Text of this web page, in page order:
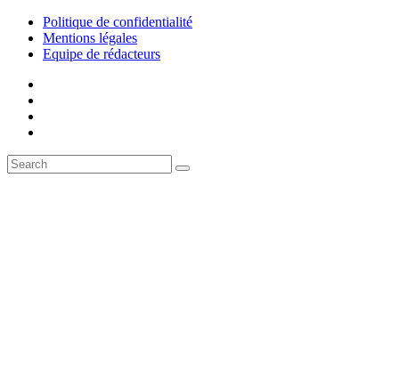
Politique de confidentialité
Mentions légales
Equipe de rédacteurs